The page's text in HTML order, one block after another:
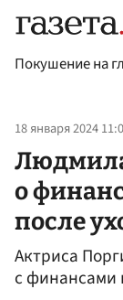
Покушение на
18 января 2024
о
после
Актриса
с финансами